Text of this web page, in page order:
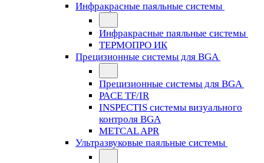
Инфракрасные паяльные системы
Инфракрасные паяльные системы
ТЕРМОПРО ИК
Прецизионные системы для BGA
Прецизионные системы для BGA
PACE TF/IR
INSPECTIS системы визуального
контроля BGA
METCAL APR
Ультразвуковые паяльные системы